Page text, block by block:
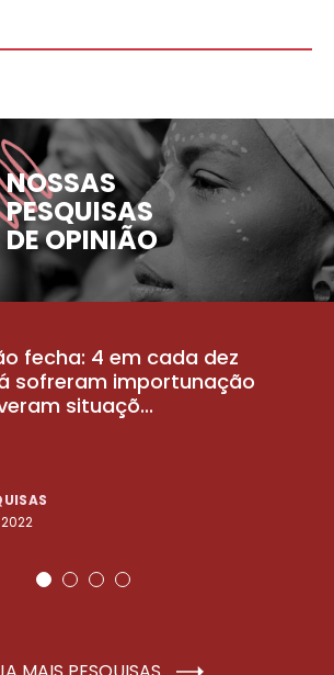
NOSSAS
PESQUISAS
DE OPINIÃO
fecha: 4 em cada dez
sofreram importunação
situaçõ...